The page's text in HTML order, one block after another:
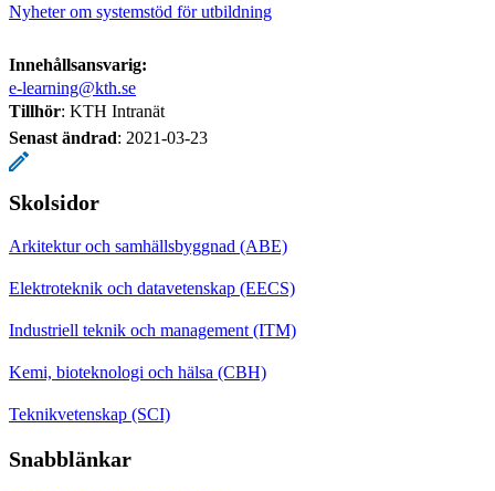
Nyheter om systemstöd för utbildning
Innehållsansvarig:
e-learning@kth.se
Tillhör: KTH Intranät
Senast ändrad: 2021-03-23
Skolsidor
Arkitektur och samhällsbyggnad (ABE)
Elektroteknik och datavetenskap (EECS)
Industriell teknik och management (ITM)
Kemi, bioteknologi och hälsa (CBH)
Teknikvetenskap (SCI)
Snabblänkar